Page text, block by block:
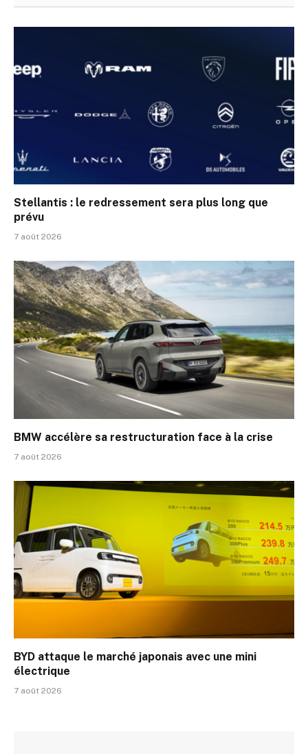
Stellantis : le redressement sera plus long que
prévu
7 août 2026
BMW accélère sa restructuration face à la crise
7 août 2026
BYD attaque le marché japonais avec une mini
électrique
7 août 2026